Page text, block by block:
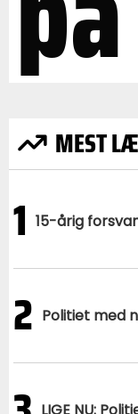
MEST
1 15-årig
2 Politiet med
LIGE NU: